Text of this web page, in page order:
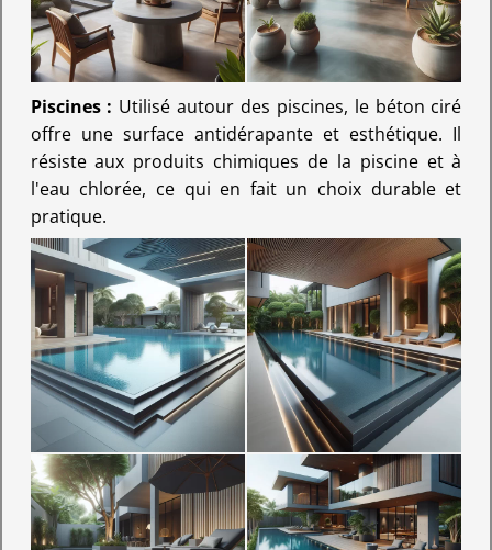
Piscines : Utilisé autour des piscines, le béton ciré
offre une surface antidérapante et esthétique. Il
résiste aux produits chimiques de la piscine et à
l'eau chlorée, ce qui en fait un choix durable et
pratique.